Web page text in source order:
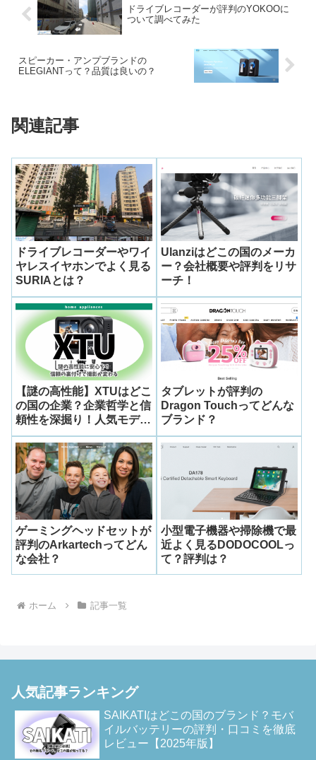
ドライブレコーダーが評判のYOKOOに
ついて調べてみた
スピーカー・アンプブランドの
ELEGIANTって？品質は良いの？
関連記事
ドライブレコーダーやワイ
ヤレスイヤホンでよく見る
SURIAとは？
Ulanziはどこの国のメーカ
ー？会社概要や評判をリサ
ーチ！
【謎の高性能】XTUはどこ
の国の企業？企業哲学と信
頼性を深掘り！人気モデル
S6の実力徹底解剖
タブレットが評判の
Dragon Touchってどんな
ブランド？
ゲーミングヘッドセットが
評判のArkartechってどん
な会社？
小型電子機器や掃除機で最
近よく見るDODOCOOLっ
て？評判は？
ホーム 記事一覧
人気記事ランキング
SAIKATIはどこの国のブランド？モバ
イルバッテリーの評判・口コミを徹底
レビュー【2025年版】